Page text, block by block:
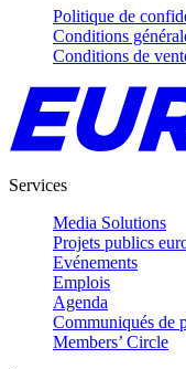
Politique de
Conditions
Conditions de
Services
Media Solutions
Projets publics
Evénements
Emplois
Agenda
Communiqués de
Members’ Circle